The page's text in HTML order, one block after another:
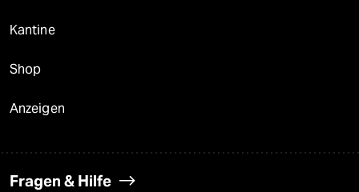
Kantine
Shop
Anzeigen
Fragen & Hilfe